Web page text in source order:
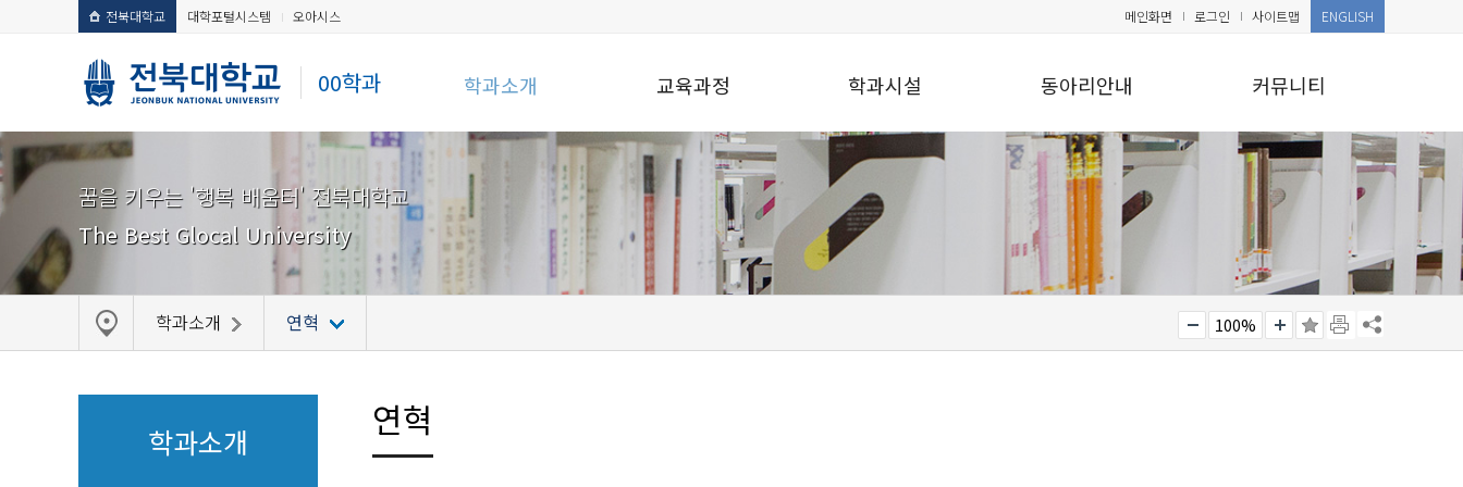
전북대학교 대학포털시스템 오아시스
00학과
메인화면 로그인 사이트맵 ENGLISH
학과소개 교육과정 학과시설 동아리안내 커뮤니티
꿈을 키우는 '행복 배움터' 전북대학교
The Best Glocal University
학과소개 연혁 100%
학과소개 연혁